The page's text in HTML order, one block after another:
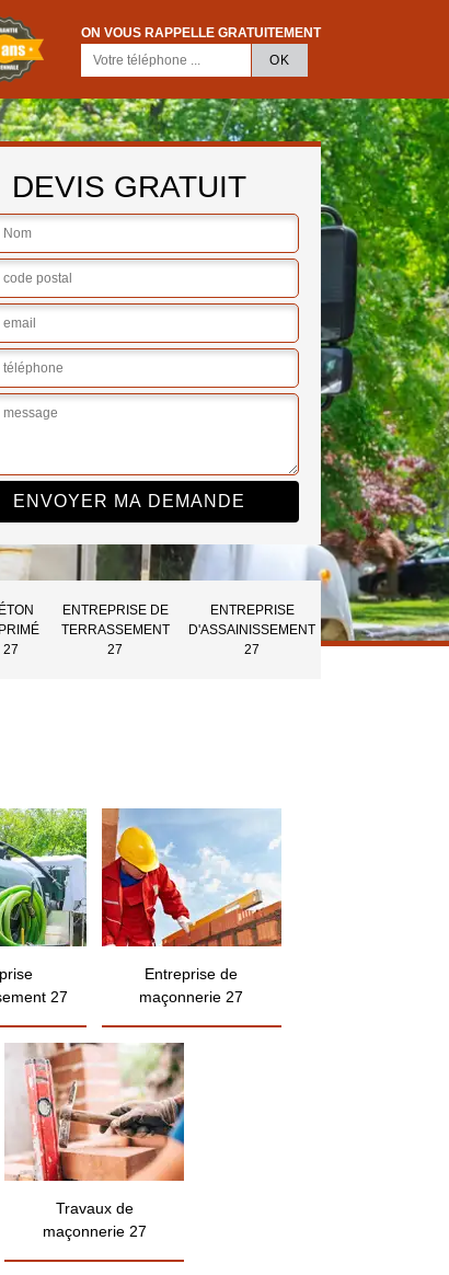
ON VOUS RAPPELLE GRATUITEMENT
DEVIS GRATUIT
27
ENTREPRISE DE
TERRASSEMENT
27
ENTREPRISE
D'ASSAINISSEMENT
27
27
Entreprise de
maçonnerie 27
Travaux de
maçonnerie 27